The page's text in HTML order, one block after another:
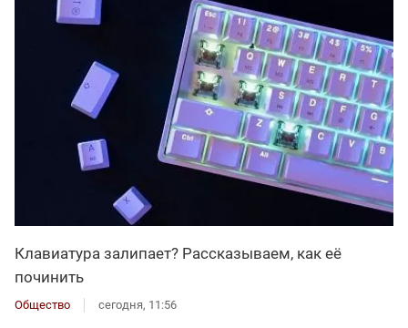
Клавиатура залипает? Рассказываем, как её
починить
Общество сегодня, 11:56